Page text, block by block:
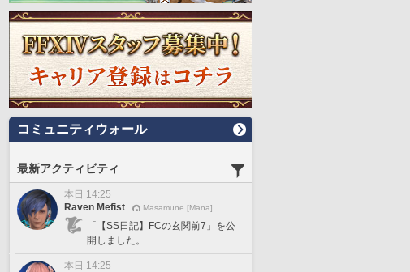
コミュニティウォール
最新アクティビティ
本日 14:25
Raven Mefist
Masamune [Mana]
「【SS日記】FCの玄関前7」を公
開しました。
本日 14:25